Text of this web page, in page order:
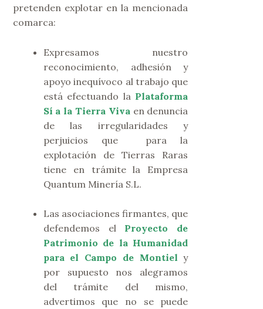
pretenden explotar en la mencionada
comarca:
Expresamos nuestro
reconocimiento, adhesión y
apoyo inequívoco al trabajo que
está efectuando la Plataforma
Sí a la Tierra Viva en denuncia
de las irregularidades y
perjuicios que para la
explotación de Tierras Raras
tiene en trámite la Empresa
Quantum Minería S.L.
Las asociaciones firmantes, que
defendemos el Proyecto de
Patrimonio de la Humanidad
para el Campo de Montiel y
por supuesto nos alegramos
del trámite del mismo,
advertimos que no se puede